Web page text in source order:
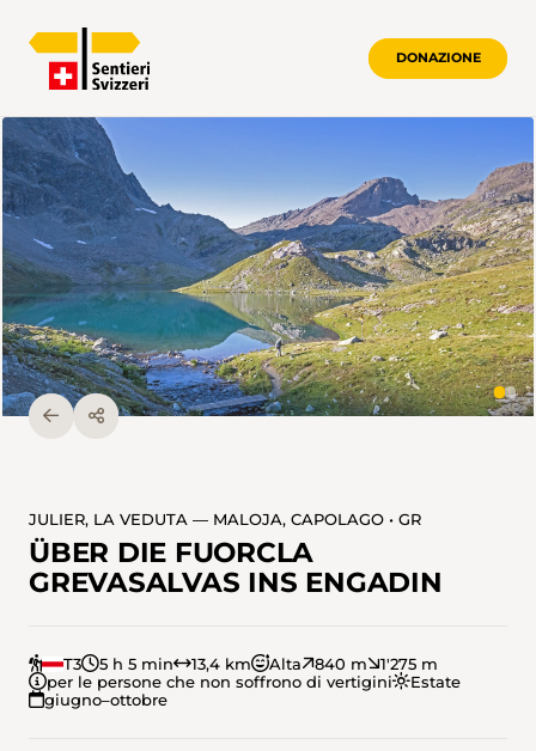
DONAZIONE
JULIER, LA VEDUTA — MALOJA, CAPOLAGO • GR
ÜBER DIE FUORCLA
GREVASALVAS INS ENGADIN
T3 5 h 5 min 13,4 km Alta 840 m
1'275 m
per le persone che non soffrono di vertigini
Estate
giugno–ottobre